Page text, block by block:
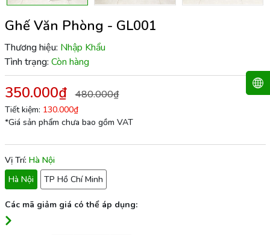
Ghế Văn Phòng - GL001
Thương hiệu: Nhập Khẩu
Tình trạng: Còn hàng
350.000₫ 480.000₫
Tiết kiệm: 130.000₫
*Giá sản phẩm chưa bao gồm VAT
Vị Trí: Hà Nội
Hà Nội
TP Hồ Chí Minh
Các mã giảm giá có thể áp dụng: